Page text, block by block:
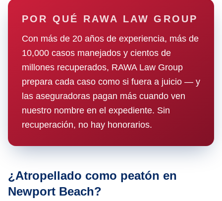
POR QUÉ RAWA LAW GROUP
Con más de 20 años de experiencia, más de
10,000 casos manejados y cientos de
millones recuperados, RAWA Law Group
prepara cada caso como si fuera a juicio — y
las aseguradoras pagan más cuando ven
nuestro nombre en el expediente. Sin
recuperación, no hay honorarios.
¿Atropellado como peatón en
Newport Beach?